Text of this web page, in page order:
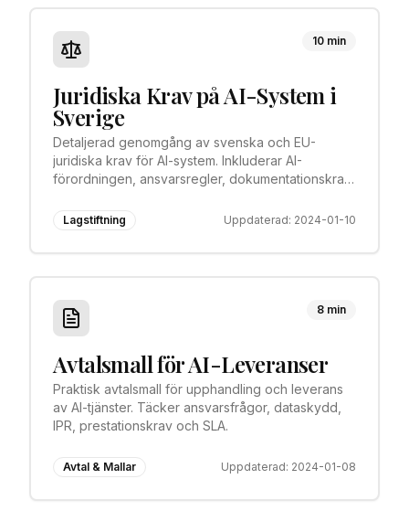
10 min
Juridiska Krav på AI-System i
Sverige
Detaljerad genomgång av svenska och EU-
juridiska krav för AI-system. Inkluderar AI-
förordningen, ansvarsregler, dokumentationskrav
Lagstiftning Uppdaterad: 2024-01-10
8 min
Avtalsmall för AI-Leveranser
Praktisk avtalsmall för upphandling och leverans
av AI-tjänster. Täcker ansvarsfrågor, dataskydd,
IPR, prestationskrav och SLA.
Avtal & Mallar Uppdaterad: 2024-01-08